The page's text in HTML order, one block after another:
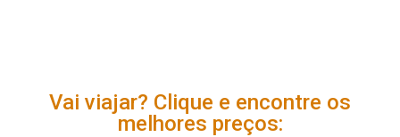
Vai viajar? Clique e encontre os
melhores preços: